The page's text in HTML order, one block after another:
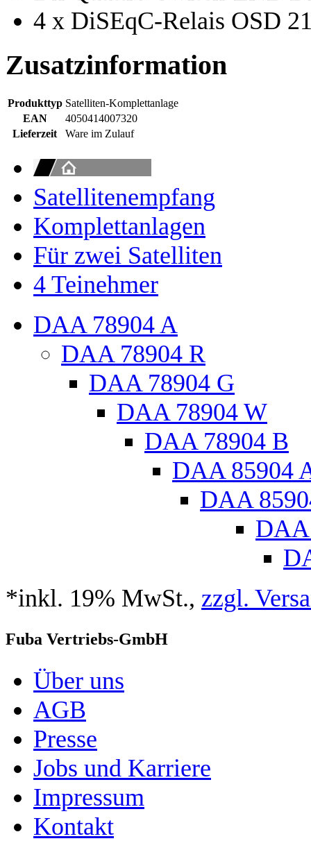
4 x DiSEqC-Relais OSD
Zusatzinformation
Produkttyp Satelliten-Komplettanlage
EAN
4050414007320
Lieferzeit
Ware im Zulauf
Satellitenempfang
Komplettanlagen
Für zwei Satelliten
4 Teinehmer
DAA 78904 A
DAA 78904 R
DAA 78904 G
DAA 78904 W
DAA 78904 B
DAA 85904
DAA
DAA
*inkl. 19% MwSt., zzgl.
Fuba Vertriebs-GmbH
Über uns
AGB
Presse
Jobs und Karriere
Impressum
Kontakt